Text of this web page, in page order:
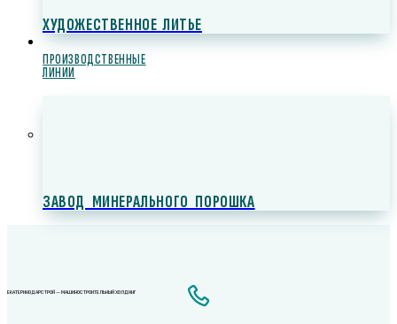
ХУДОЖЕСТВЕННОЕ ЛИТЬЕ
ПРОИЗВОДСТВЕННЫЕ
ЛИНИИ
ЗАВОД МИНЕРАЛЬНОГО ПОРОШКА
ЕКАТЕРИНОДАРСТРОЙ — МАШИНОСТРОИТЕЛЬНЫЙ ХОЛДИНГ